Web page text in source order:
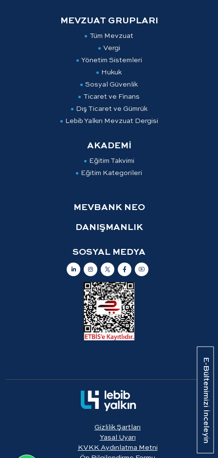
E-Bültenimizi İnceleyin
MEVZUAT GRUPLARI
Tüm Mevzuat
Vergi
Yönetim Sistemleri
Hukuk
Sosyal Güvenlik
Ticaret ve Finans
Dış Ticaret ve Gümrük
Lebib Yalkın Mevzuat Dergisi
AKADEMİ
Eğitim Takvimi
Eğitim Kategorileri
MEVBANK NEO
DANIŞMANLIK
SOSYAL MEDYA
Gizlilik Şartları
Yasal Uyarı
KVKK Aydınlatma Metni